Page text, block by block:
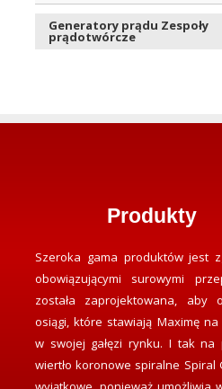
Generatory prądu Zespoły
prądotwórcze
Produkty
Szeroka gama produktów jest
obowiązującymi surowymi
została zaprojektowana, aby
osiągi, które stawiają Maximę na
w swojej gałęzi rynku. I tak na
wiertło koronowe spiralne Spiral